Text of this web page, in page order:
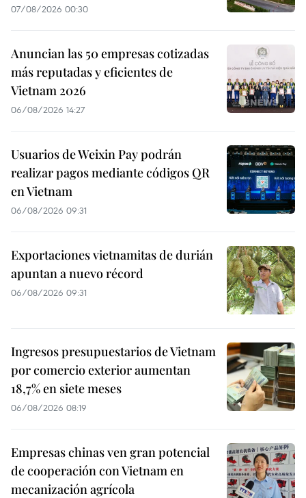
07/08/2026 00:30
Anuncian las 50 empresas cotizadas
más reputadas y eficientes de
Vietnam 2026
06/08/2026 14:27
Usuarios de Weixin Pay podrán
realizar pagos mediante códigos QR
en Vietnam
06/08/2026 09:31
Exportaciones vietnamitas de durián
apuntan a nuevo récord
06/08/2026 09:31
Ingresos presupuestarios de Vietnam
por comercio exterior aumentan
18,7% en siete meses
06/08/2026 08:19
Empresas chinas ven gran potencial
de cooperación con Vietnam en
mecanización agrícola